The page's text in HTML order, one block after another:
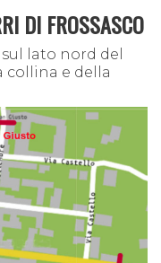
DI FROSSASCO
lato nord del
collina e della